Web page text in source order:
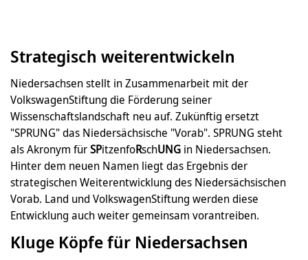
Strategisch weiterentwickeln
Niedersachsen stellt in Zusammenarbeit mit der
VolkswagenStiftung die Förderung seiner
Wissenschaftslandschaft neu auf. Zukünftig ersetzt
"SPRUNG" das Niedersächsische "Vorab". SPRUNG steht
als Akronym fürSPitzenfoRschUNG in Niedersachsen.
Hinter dem neuen Namen liegt das Ergebnis der
strategischen Weiterentwicklung des Niedersächsischen
Vorab. Land und VolkswagenStiftung werden diese
Entwicklung auch weiter gemeinsam vorantreiben.
Kluge Köpfe für Niedersachsen